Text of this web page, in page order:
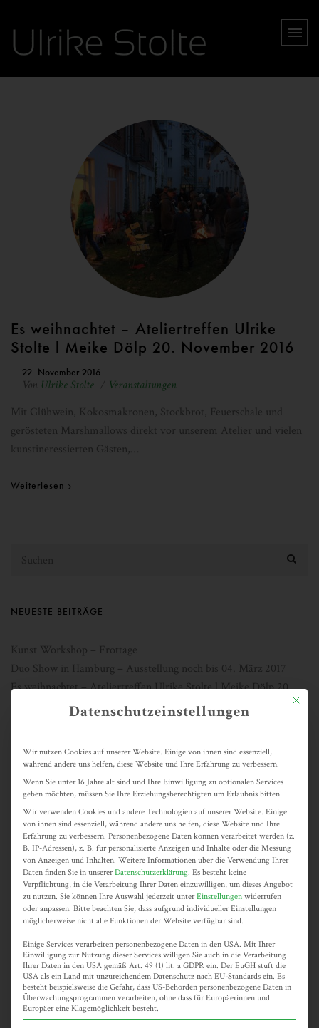
Es weihnachtet – Ateliertreffen Ulrike
Stolte l Meike Dölp 20. November 2016
22. November 2016
Von Ulrike Stolte
Veranstaltungen
Mit Glühwein, Kokosmakronen, Stockbrot, Feuerschale und
gerösteten Marshmallows direkt vor unserem Atelier und vielen
kunstineressierten Gästen,…
Weiterlesen
NEUESTE BEITRÄGE
Kunst Workshop – Frottage
Duo Show in Hamburg – Ausstellung noch bis 04. März 2017
Es weihnachtet – Ateliertreffen Ulrike Stolte l Meike Dölp 20.
November 2016
Füttern Verboten – Ausstellung noch bis 28. Mai 2016
ARCHIV
November 2017
Februar 2017
November 2016
Mai 2016
Februar 2016
Januar 2016
KATEGORIEN
Mit
Datenschutzeinstellungen
Wir nutzen Cookies auf unserer Website. Einige von ihnen sind essenziell,
während andere uns helfen, diese Website und Ihre Erfahrung zu verbessern.
Wenn Sie unter 16 Jahre alt sind und Ihre Einwilligung zu optionalen Services
geben möchten, müssen Sie Ihre Erziehungsberechtigten um Erlaubnis bitten.
Wir verwenden Cookies und andere Technologien auf unserer Website. Einige
von ihnen sind essenziell, während andere uns helfen, diese Website und Ihre
Erfahrung zu verbessern. Personenbezogene Daten können verarbeitet werden (z.
B. IP-Adressen), z. B. für personalisierte Anzeigen und Inhalte oder die Messung
von Anzeigen und Inhalten. Weitere Informationen über die Verwendung Ihrer
Daten finden Sie in unsererDatenschutzerklärung. Es besteht keine
Verpflichtung, in die Verarbeitung Ihrer Daten einzuwilligen, um dieses Angebot
zu nutzen. Sie können Ihre Auswahl jederzeit unterEinstellungenwiderrufen
oder anpassen. Bitte beachten Sie, dass aufgrund individueller Einstellungen
möglicherweise nicht alle Funktionen der Website verfügbar sind.
Einige Services verarbeiten personenbezogene Daten in den USA. Mit Ihrer
Einwilligung zur Nutzung dieser Services willigen Sie auch in die Verarbeitung
Ihrer Daten in den USA gemäß Art. 49 (1) lit. a GDPR ein. Der EuGH stuft die
USA als ein Land mit unzureichendem Datenschutz nach EU-Standards ein. Es
besteht beispielsweise die Gefahr, dass US-Behörden personenbezogene Daten in
Überwachungsprogrammen verarbeiten, ohne dass für Europäerinnen und
Europäer eine Klagemöglichkeit besteht.